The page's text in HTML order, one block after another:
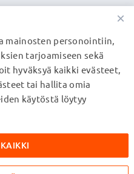
mutta ei
mainitut tavaramerkit ovat
koskevan
×
mainosten personointiin,
tarjoamiseen sekä
hyväksyä kaikki evästeet,
tai hallita omia
käytöstä löytyy